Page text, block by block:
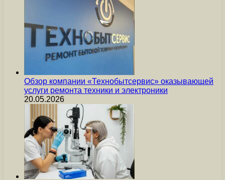
Обзор компании «Технобытсервис» оказывающей
услуги ремонта техники и электроники
20.05.2026